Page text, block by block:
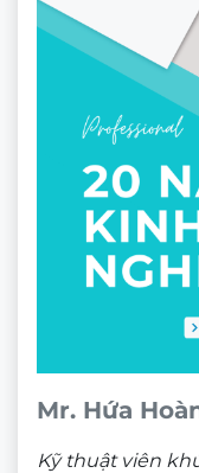
Mr. Hứa
Kỹ thuật viên